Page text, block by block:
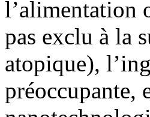
l’alimentation
pas exclu à la
atopique),
préoccupante,